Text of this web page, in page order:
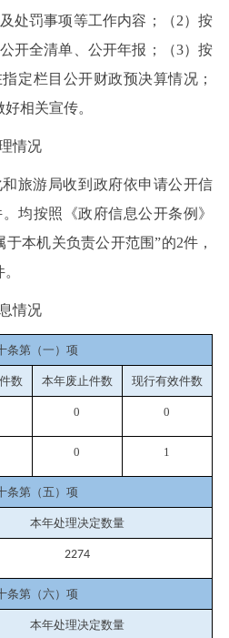
处罚事项等工作内容；（2）按
开全清单、公开年报；（3）按
定栏目公开财政预决算情况；
相关宣传。
情况
旅游局收到政府依申请公开信
均按照《政府信息公开条例》
本机关负责公开范围”的2件，
情况
条第（一）项
数 本年废止件数 现行有效件数
0 0
0 1
条第（五）项
本年处理决定数量
2274
条第（六）项
本年处理决定数量